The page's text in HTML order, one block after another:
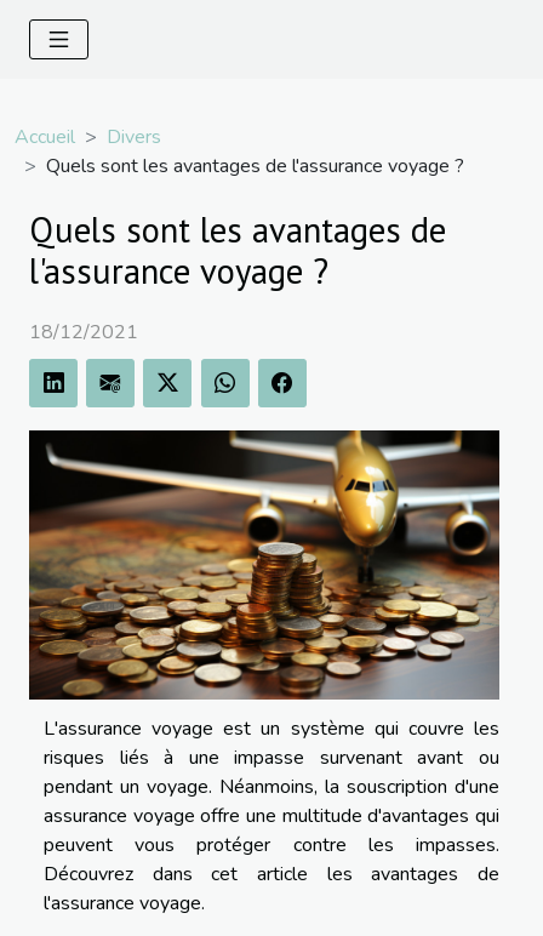
Accueil
Divers
Quels sont les avantages de l'assurance voyage ?
Quels sont les avantages de
l'assurance voyage ?
18/12/2021
L'assurance voyage est un système qui couvre les
risques liés à une impasse survenant avant ou
pendant un voyage. Néanmoins, la souscription d'une
assurance voyage offre une multitude d'avantages qui
peuvent vous protéger contre les impasses.
Découvrez dans cet article les avantages de
l'assurance voyage.